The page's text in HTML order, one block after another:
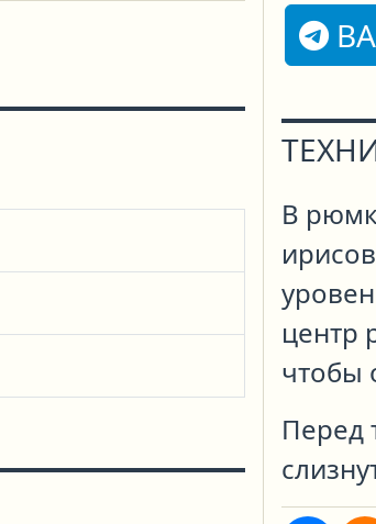
В
центр
чтобы
Перед